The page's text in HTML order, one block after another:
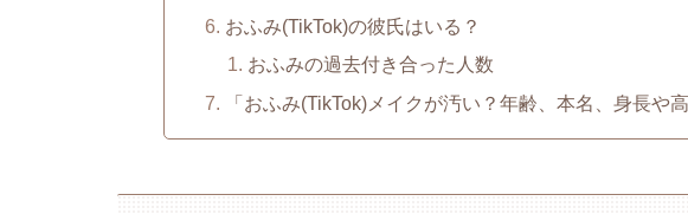
おふみ(TikTok)の彼氏はいる？
おふみの過去付き合った人数
「おふみ(TikTok)メイクが汚い？年齢、本名、身長や